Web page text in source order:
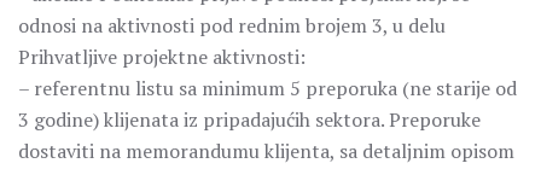
odnosi na aktivnosti pod rednim brojem 3, u delu
Prihvatljive projektne aktivnosti:
– referentnu listu sa minimum 5 preporuka (ne starije od
3 godine) klijenata iz pripadajućih sektora. Preporuke
dostaviti na memorandumu klijenta, sa detaljnim opisom